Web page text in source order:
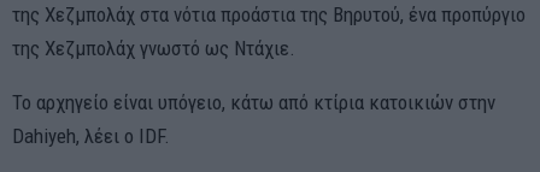
της Χεζμπολάχ στα νότια προάστια της Βηρυτού, ένα προπύργιο
της Χεζμπολάχ γνωστό ως Ντάχιε.
Το αρχηγείο είναι υπόγειο, κάτω από κτίρια κατοικιών στην
Dahiyeh, λέει ο IDF.